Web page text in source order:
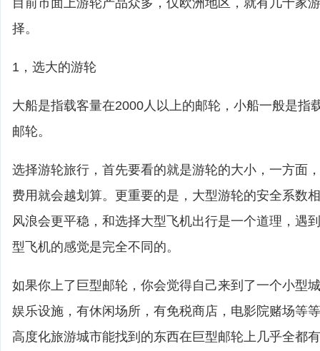
目前市面上游轮产品众多，仅欧洲地区，就有几十家
择。
1，选大的游轮
大船是指载客量在2000人以上的邮轮，小船一般是指
邮轮。
选择游轮旅行，首先要看的就是游轮的大小，一方面
费用就会越划算。更重要的是，大型游轮的安全系数
风浪会更平稳，和选择大型飞机出行是一个道理，遇
型飞机的感觉是完全不同的。
如果你上了巨型邮轮，你会觉得自己来到了一个小型
娱乐设施，有休闲场所，有免税商店，电影院赌场等
高度化旅游城市能找到的东西在巨型邮轮上几乎全都